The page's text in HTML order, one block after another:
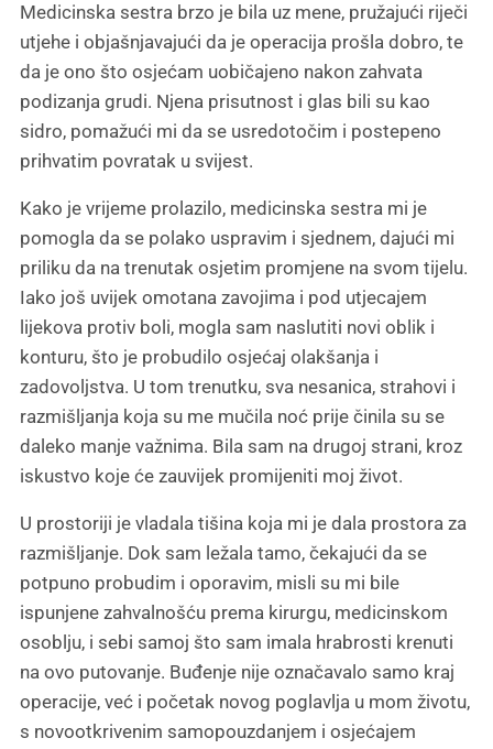
Medicinska sestra brzo je bila uz mene, pružajući riječi
utjehe i objašnjavajući da je operacija prošla dobro, te
da je ono što osjećam uobičajeno nakon zahvata
podizanja grudi. Njena prisutnost i glas bili su kao
sidro, pomažući mi da se usredotočim i postepeno
prihvatim povratak u svijest.
Kako je vrijeme prolazilo, medicinska sestra mi je
pomogla da se polako uspravim i sjednem, dajući mi
priliku da na trenutak osjetim promjene na svom tijelu.
Iako još uvijek omotana zavojima i pod utjecajem
lijekova protiv boli, mogla sam naslutiti novi oblik i
konturu, što je probudilo osjećaj olakšanja i
zadovoljstva. U tom trenutku, sva nesanica, strahovi i
razmišljanja koja su me mučila noć prije činila su se
daleko manje važnima. Bila sam na drugoj strani, kroz
iskustvo koje će zauvijek promijeniti moj život.
U prostoriji je vladala tišina koja mi je dala prostora za
razmišljanje. Dok sam ležala tamo, čekajući da se
potpuno probudim i oporavim, misli su mi bile
ispunjene zahvalnošću prema kirurgu, medicinskom
osoblju, i sebi samoj što sam imala hrabrosti krenuti
na ovo putovanje. Buđenje nije označavalo samo kraj
operacije, već i početak novog poglavlja u mom životu,
s novootkrivenim samopouzdanjem i osjećajem